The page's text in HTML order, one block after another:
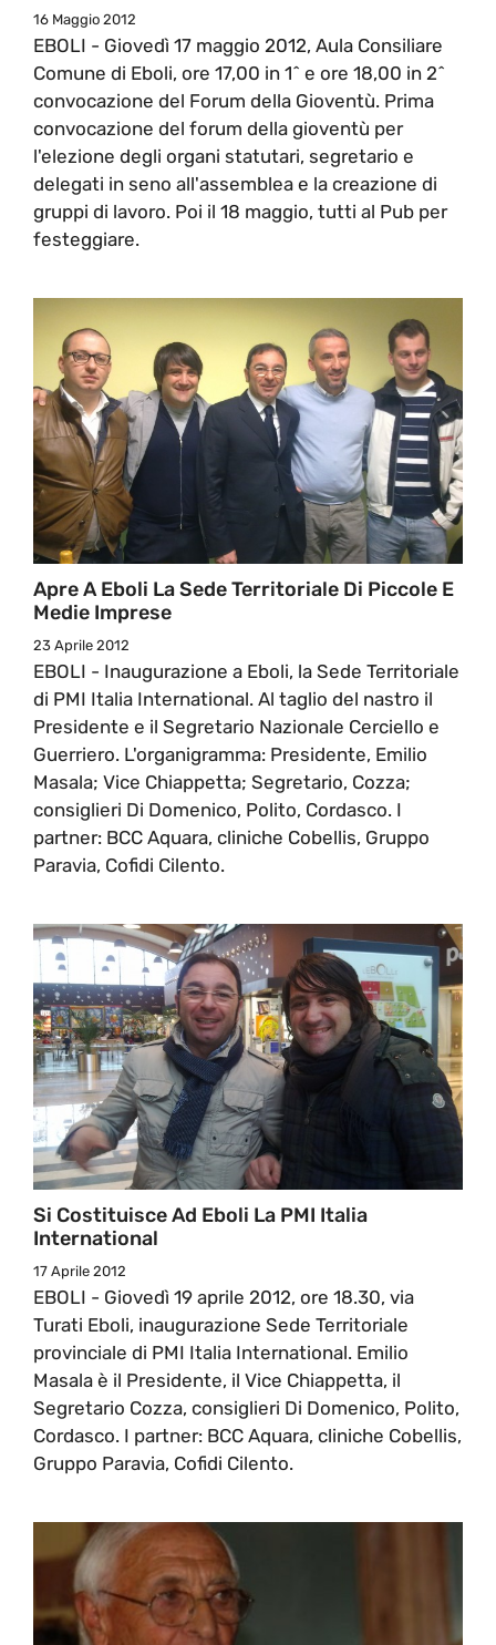
16 Maggio 2012
EBOLI - Giovedì 17 maggio 2012, Aula Consiliare
Comune di Eboli, ore 17,00 in 1^ e ore 18,00 in 2^
convocazione del Forum della Gioventù. Prima
convocazione del forum della gioventù per
l'elezione degli organi statutari, segretario e
delegati in seno all'assemblea e la creazione di
gruppi di lavoro. Poi il 18 maggio, tutti al Pub per
festeggiare.
Apre A Eboli La Sede Territoriale Di Piccole E
Medie Imprese
23 Aprile 2012
EBOLI - Inaugurazione a Eboli, la Sede Territoriale
di PMI Italia International. Al taglio del nastro il
Presidente e il Segretario Nazionale Cerciello e
Guerriero. L'organigramma: Presidente, Emilio
Masala; Vice Chiappetta; Segretario, Cozza;
consiglieri Di Domenico, Polito, Cordasco. I
partner: BCC Aquara, cliniche Cobellis, Gruppo
Paravia, Cofidi Cilento.
Si Costituisce Ad Eboli La PMI Italia
International
17 Aprile 2012
EBOLI - Giovedì 19 aprile 2012, ore 18.30, via
Turati Eboli, inaugurazione Sede Territoriale
provinciale di PMI Italia International. Emilio
Masala è il Presidente, il Vice Chiappetta, il
Segretario Cozza, consiglieri Di Domenico, Polito,
Cordasco. I partner: BCC Aquara, cliniche Cobellis,
Gruppo Paravia, Cofidi Cilento.